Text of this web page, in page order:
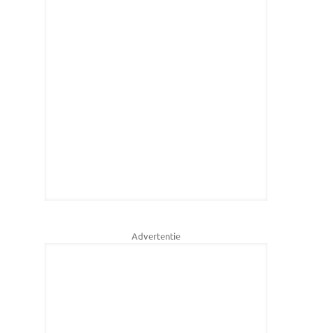
Advertentie